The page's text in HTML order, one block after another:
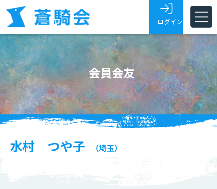
ホーム
蒼騎会とは
蒼騎展
支部
展覧会トピックス
ログイン
会員会友
水村 つや子 （埼玉）